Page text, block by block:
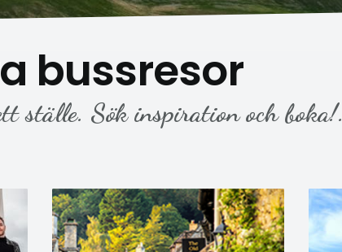
bussresor
ställe. Sök inspiration och boka!.